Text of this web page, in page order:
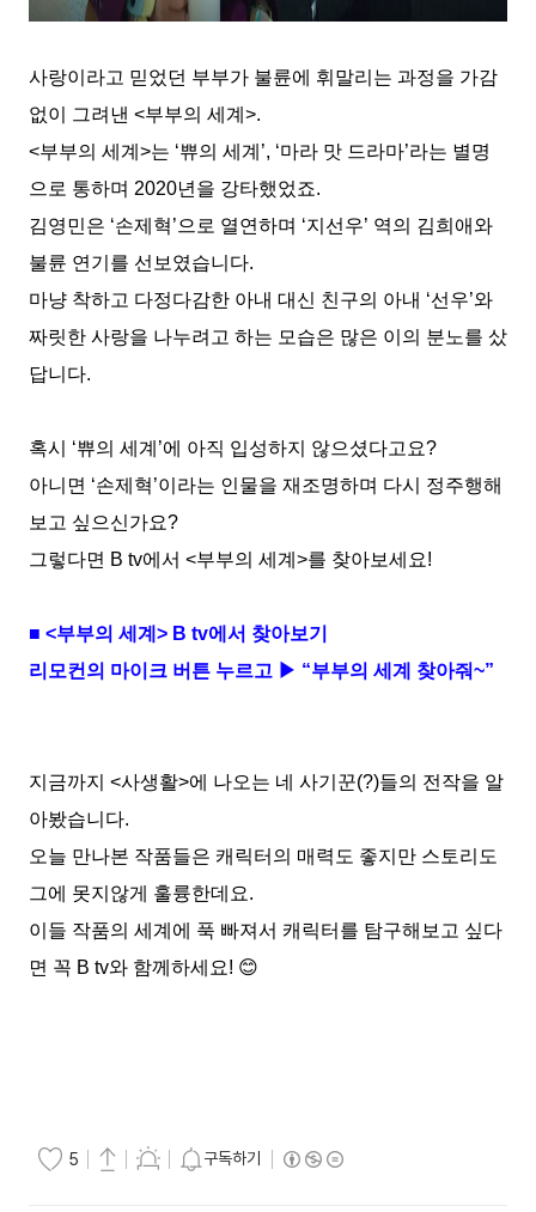
사랑이라고 믿었던 부부가 불륜에 휘말리는 과정을 가감
없이 그려낸 <부부의 세계 >.
<부부의 세계 >는 ‘쀼의 세계 ’, ‘마라 맛 드라마’라는 별명
으로 통하며 2020년을 강타했었죠.
김영민은 ‘손제혁’으로 열연하며 ‘지선우’ 역의 김희애와
불륜 연기를 선보였습니다.
마냥 착하고 다정다감한 아내 대신 친구의 아내 ‘선우’와
짜릿한 사랑을 나누려고 하는 모습은 많은 이의 분노를 샀
답니다.
혹시 ‘쀼의 세계 ’에 아직 입성하지 않으셨다고요?
아니면 ‘손제혁’이라는 인물을 재조명하며 다시 정주행해
보고 싶으신가요?
그렇다면 B tv에서 <부부의 세계 >를 찾아보세요!
■ <부부의 세계 > B tv에서 찾아보기
리모컨의 마이크 버튼 누르고 ▶ “부부의 세계 찾아줘~”
지금까지 <사생활>에 나오는 네 사기꾼(?)들의 전작을 알
아봤습니다.
오늘 만나본 작품들은 캐릭터의 매력도 좋지만 스토리도
그에 못지않게 훌륭한데요.
이들 작품의 세계에 푹 빠져서 캐릭터를 탐구해보고 싶다
면 꼭 B tv와 함께하세요! 😊
5 구독하기